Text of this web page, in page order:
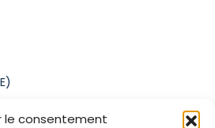
le consentement